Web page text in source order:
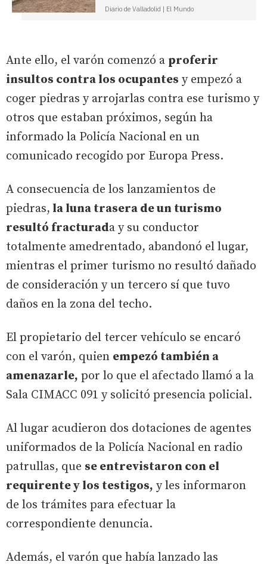
Diario de Valladolid | El Mundo
Ante ello, el varón comenzó a proferir
insultos contra los ocupantes y empezó a
coger piedras y arrojarlas contra ese turismo y
otros que estaban próximos, según ha
informado la Policía Nacional en un
comunicado recogido por Europa Press.
A consecuencia de los lanzamientos de
piedras, la luna trasera de un turismo
resultó fracturada y su conductor
totalmente amedrentado, abandonó el lugar,
mientras el primer turismo no resultó dañado
de consideración y un tercero sí que tuvo
daños en la zona del techo.
El propietario del tercer vehículo se encaró
con el varón, quien empezó también a
amenazarle, por lo que el afectado llamó a la
Sala CIMACC 091 y solicitó presencia policial.
Al lugar acudieron dos dotaciones de agentes
uniformados de la Policía Nacional en radio
patrullas, que se entrevistaron con el
requirente y los testigos, y les informaron
de los trámites para efectuar la
correspondiente denuncia.
Además, el varón que había lanzado las